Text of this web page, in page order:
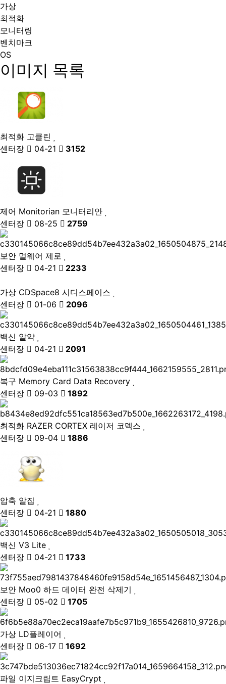
가상
최적화
모니터링
벤치마크
OS
이미지 목록
최적화 고클린
센터장
04-21 3152
제어 Monitorian 모니터리안
센터장
08-25 2759
보안 멀웨어 제로
센터장
04-21 2233
가상 CDSpace8 시디스페이스
센터장
01-06 2096
백신 알약
센터장
04-21 2091
복구 Memory Card Data Recovery
센터장
09-03 1892
최적화 RAZER CORTEX 레이저 코덱스
센터장
09-04 1886
압축 알집
센터장
04-21 1880
백신 V3 Lite
센터장
04-21 1733
보안 Moo0 하드 데이터 완전 삭제기
센터장
05-02 1705
가상 LD플레이어
센터장
06-17 1692
파일 이지크립트 EasyCrypt